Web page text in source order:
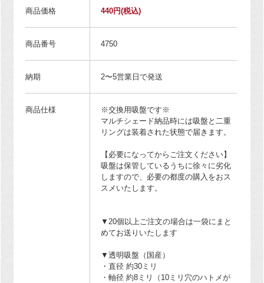
商品価格 440円(税込)
商品番号 4750
納期 2〜5営業日で発送
商品仕様
※交換用吸盤です※
マルチシェード納品時には吸盤と二重
リングは装着された状態で届きます。
【必要になってからご注文ください】
吸盤は保管しているうちに徐々に劣化
しますので、必要の都度の購入をおス
スメいたします。
▼20個以上ご注文の場合は一袋にまと
めてお送りいたします
▼透明吸盤（国産）
・直径 約30ミリ
・軸径 約8ミリ（10ミリ穴のハトメが